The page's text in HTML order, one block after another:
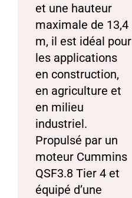
et une hauteur
maximale de 13,4
m, il est idéal pour
les applications
en construction,
en agriculture et
en milieu
industriel.
Propulsé par un
moteur Cummins
QSF3.8 Tier 4 et
équipé d’une